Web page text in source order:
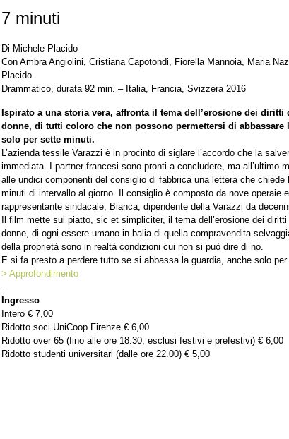
7 minuti
Di Michele Placido
Con Ambra Angiolini, Cristiana Capotondi, Fiorella Mannoia, Maria
Placido
Drammatico, durata 92 min. – Italia, Francia, Svizzera 2016
Ispirato a una storia vera, affronta il tema dell’erosione dei
donne, di tutti coloro che non possono permettersi di abbassare
solo per sette minuti.
L’azienda tessile Varazzi è in procinto di siglare l’accordo che la
immediata. I partner francesi sono pronti a concludere, ma all’ultimo
alle undici componenti del consiglio di fabbrica una lettera che
minuti di intervallo al giorno. Il consiglio è composto da nove operaie
rappresentante sindacale, Bianca, dipendente della Varazzi da
Il film mette sul piatto, sic et simpliciter, il tema dell’erosione dei
donne, di ogni essere umano in balia di quella compravendita
della proprietà sono in realtà condizioni cui non si può dire di no.
E si fa presto a perdere tutto se si abbassa la guardia, anche solo
> Approfondimento
Ingresso
Intero € 7,00
Ridotto soci UniCoop Firenze € 6,00
Ridotto over 65 (fino alle ore 18.30, esclusi festivi e prefestivi) € 6,00
Ridotto studenti universitari (dalle ore 22.00) € 5,00